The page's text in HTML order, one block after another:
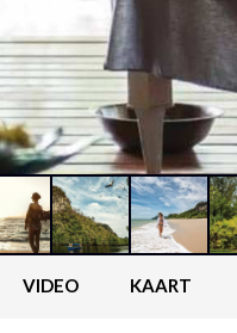
VIDEO KAART